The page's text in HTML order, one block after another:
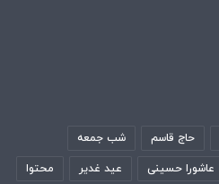
حاج قاسم شب جمعه
عاشورا حسینی عید غدیر محتوا